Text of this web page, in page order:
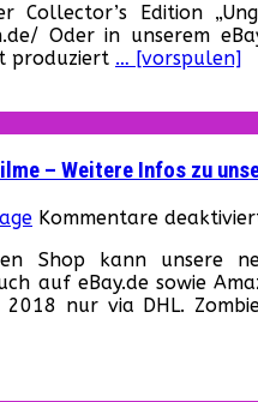
Collector’s Edition
Oder in unserem
produziert … [vorspulen]
– Weitere Infos zu
Kommentare
Shop kann unsere
auf eBay.de sowie
nur via DHL.